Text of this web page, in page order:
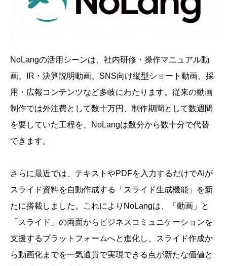
NoLangの活用シーンは、社内研修・操作マニュアル動
画、IR・決算説明動画、SNS向け縦型ショート動画、採
用・広報コンテンツなど多岐にわたります。従来の動画
制作では外注費として数十万円、制作期間として数週間
を要していた工程を、NoLangは数分から数十分で代替
できます。
さらに最近では、テキストやPDFを入力するだけでAIが
スライド資料を自動作成する「スライド生成機能」を新
たに搭載しました。これによりNoLangは、「動画」と
「スライド」の両面からビジネスコミュニケーションを
支援するプラットフォームへと進化し、スライド作成か
ら動画化までを一気通貫で実現できる点が新たな価値と